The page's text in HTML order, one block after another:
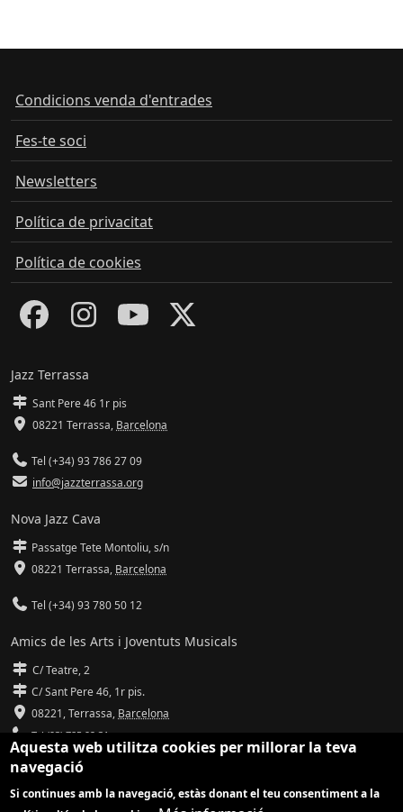
Condicions venda d'entrades
Fes-te soci
Newsletters
Política de privacitat
Política de cookies
Jazz Terrassa
Sant Pere 46 1r pis
08221 Terrassa, Barcelona
Tel (+34) 93 786 27 09
info@jazzterrassa.org
Nova Jazz Cava
Passatge Tete Montoliu, s/n
08221 Terrassa, Barcelona
Tel (+34) 93 780 50 12
Amics de les Arts i Joventuts Musicals
C/ Teatre, 2
C/ Sant Pere 46, 1r pis.
08221,Terrassa, Barcelona
Tel (93) 785 92 31
info@amicsdelesarts-jjmm.cat
www.amicsdelesarts-jjmm.cat
Aquesta web utilitza cookies per millorar la teva
navegació
Si continues amb la navegació, estàs donant el teu consentiment a la